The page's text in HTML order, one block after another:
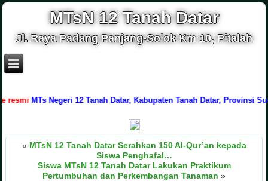
MTsN 12 Tanah Datar
Jl. Raya Padang Panjang-Solok Km 10, Pitalah
MTs Negeri 12 Tanah Datar, Kabupaten Tanah Datar, Provinsi
« MTsN 12 Tanah Datar Serahkan 150 Al-Qur’an kepada
Siswa Penghafal…
Siswa MTsN 12 Tanah Datar Lakukan Praktikum
Pertumbuhan dan Perkembangan Tanaman »